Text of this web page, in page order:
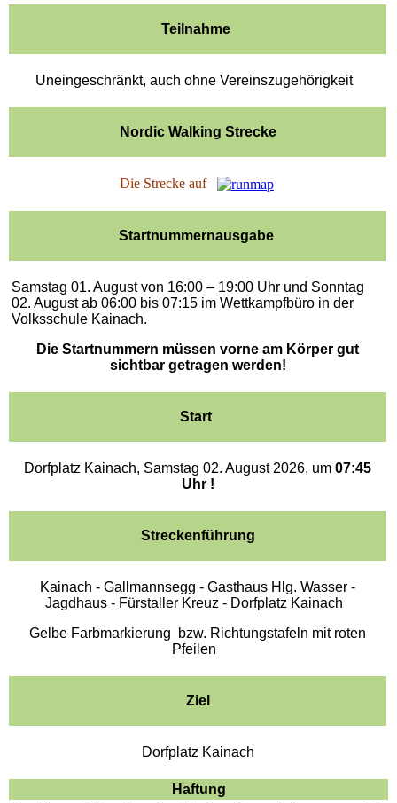
Teilnahme
Uneingeschränkt, auch ohne Vereinszugehörigkeit
Nordic Walking Strecke
Die Strecke auf
Startnummernausgabe
Samstag 01. August von 16:00 – 19:00 Uhr und Sonntag
02. August ab 06:00 bis 07:15 im Wettkampfbüro in der
Volksschule Kainach.
Die Startnummern müssen vorne am Körper gut
sichtbar getragen werden!
Start
Dorfplatz Kainach, Samstag 02. August 2026, um 07:45
Uhr !
Streckenführung
Kainach - Gallmannsegg - Gasthaus Hlg. Wasser -
Jagdhaus - Fürstaller Kreuz - Dorfplatz Kainach
Gelbe Farbmarkierung bzw. Richtungstafeln mit roten
Pfeilen
Ziel
Dorfplatz Kainach
Haftung